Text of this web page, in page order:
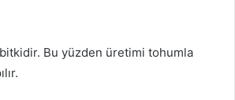
Bu yüzden üretimi tohumla